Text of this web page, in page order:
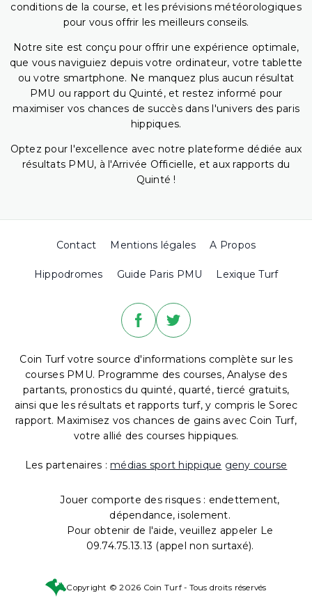
conditions de la course, et les prévisions météorologiques
pour vous offrir les meilleurs conseils.
Notre site est conçu pour offrir une expérience optimale,
que vous naviguiez depuis votre ordinateur, votre tablette
ou votre smartphone. Ne manquez plus aucun résultat
PMU ou rapport du Quinté, et restez informé pour
maximiser vos chances de succès dans l'univers des paris
hippiques.
Optez pour l'excellence avec notre plateforme dédiée aux
résultats PMU, à l'Arrivée Officielle, et aux rapports du
Quinté !
Contact Mentions légales A Propos
Hippodromes Guide Paris PMU Lexique Turf
Coin Turf votre source d'informations complète sur les
courses PMU. Programme des courses, Analyse des
partants, pronostics du quinté, quarté, tiercé gratuits,
ainsi que les résultats et rapports turf, y compris le Sorec
rapport. Maximisez vos chances de gains avec Coin Turf,
votre allié des courses hippiques.
Les partenaires : médias sport hippique geny course
Jouer comporte des risques : endettement,
dépendance, isolement.
Pour obtenir de l'aide, veuillez appeler Le
09.74.75.13.13 (appel non surtaxé).
Copyright © 2026 Coin Turf - Tous droits réservés